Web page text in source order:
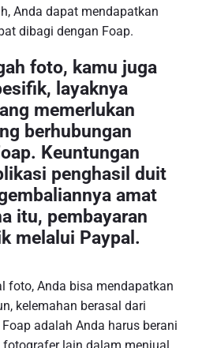
Anda dapat mendapatkan
dibagi dengan Foap.
foto, kamu juga
layaknya
memerlukan
berhubungan
Keuntungan
penghasil duit
amat
itu, pembayaran
melalui Paypal.
foto, Anda bisa mendapatkan
kelemahan berasal dari
adalah Anda harus berani
fotografer lain dalam menjual